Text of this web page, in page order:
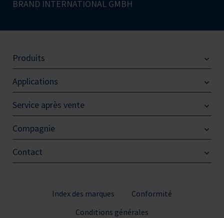
BRAND INTERNATIONAL GMBH
Produits
Applications
Service après vente
Compagnie
Contact
Index des marques
Conformité
Conditions générales